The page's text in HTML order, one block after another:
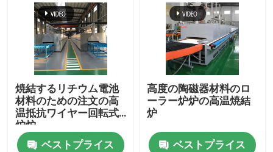
箱のタイプ炉
環状炉
シャトル炉
トンネル キルン
焼結するリチウム電池
材料のための注文の高
温抵抗ワイヤー回転式
炉炉
ベストプライス
高度の陶磁器材料のロ
ーラー炉炉の高温焼結
炉
ベストプライス